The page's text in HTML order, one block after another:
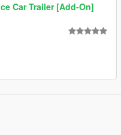
Car Trailer [Add-On]